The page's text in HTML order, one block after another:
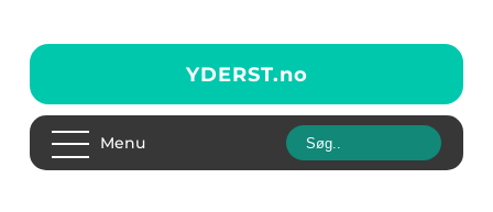
YDERST.no
Menu